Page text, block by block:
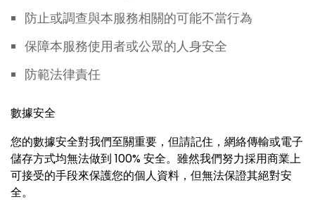
防止或調查與本服務相關的可能不當行為
保障本服務使用者或公眾的人身安全
防範法律責任
數據安全
您的數據安全對我們至關重要，但請記住，網絡傳輸或電子
儲存方式均無法做到 100% 安全。雖然我們努力採用商業上
可接受的手段來保護您的個人資料，但無法保證其絕對安
全。